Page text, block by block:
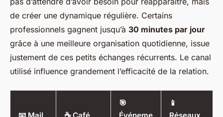
de créer une dynamique régulière. Certains
professionnels gagnent jusqu’à 30 minutes par jour
grâce à une meilleure organisation quotidienne, issue
justement de ces petits échanges récurrents. Le canal
utilisé influence grandement l’efficacité de la relation.
🎯
📱